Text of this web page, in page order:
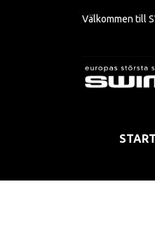
Välkommen till
START